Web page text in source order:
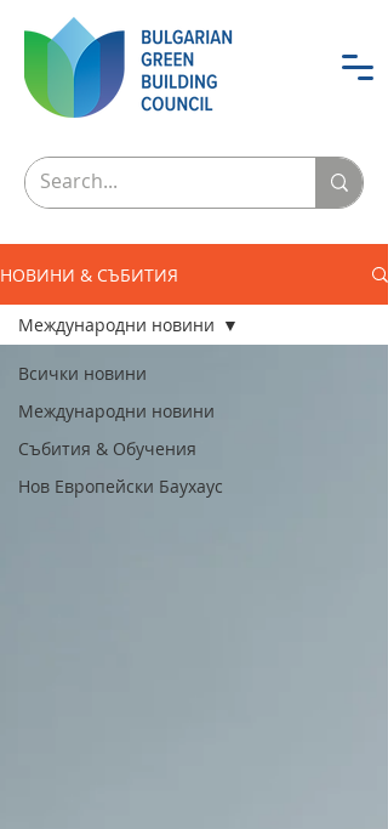
НОВИНИ & СЪБИТИЯ
Всички новини
Международни новини
Събития & Обучения
Нов Европейски Баухаус
Международни новини